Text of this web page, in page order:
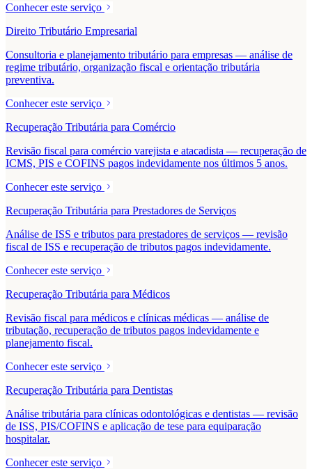
Conhecer este serviço
Direito Tributário Empresarial
Consultoria e planejamento tributário para empresas — análise de
regime tributário, organização fiscal e orientação tributária
preventiva.
Conhecer este serviço
Recuperação Tributária para Comércio
Revisão fiscal para comércio varejista e atacadista — recuperação de
ICMS, PIS e COFINS pagos indevidamente nos últimos 5 anos.
Conhecer este serviço
Recuperação Tributária para Prestadores de Serviços
Análise de ISS e tributos para prestadores de serviços — revisão
fiscal de ISS e recuperação de tributos pagos indevidamente.
Conhecer este serviço
Recuperação Tributária para Médicos
Revisão fiscal para médicos e clínicas médicas — análise de
tributação, recuperação de tributos pagos indevidamente e
planejamento fiscal.
Conhecer este serviço
Recuperação Tributária para Dentistas
Análise tributária para clínicas odontológicas e dentistas — revisão
de ISS, PIS/COFINS e aplicação de tese para equiparação
hospitalar.
Conhecer este serviço